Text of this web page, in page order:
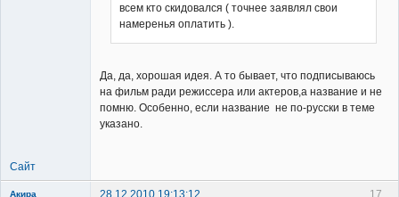
всем кто скидовался ( точнее заявлял свои
намеренья оплатить ).
Да, да, хорошая идея. А то бывает, что подписываюсь
на фильм ради режиссера или актеров,а название и не
помню. Особенно, если название не по-русски в теме
указано.
Сайт
17
Акира 28.12.2010 19:13:12